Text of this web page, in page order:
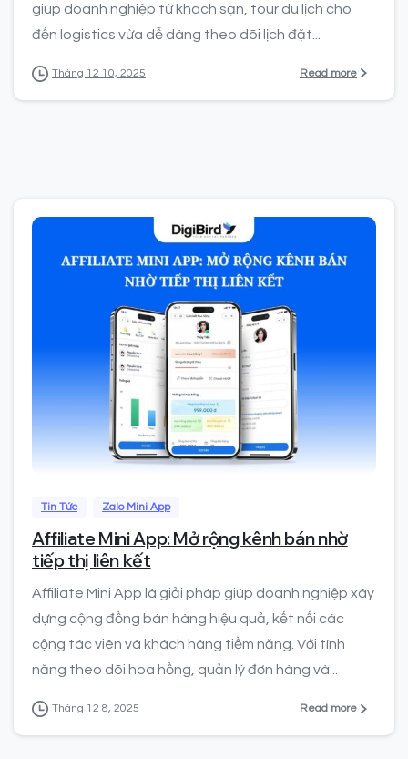
giúp doanh nghiệp từ khách sạn, tour du lịch cho
đến logistics vừa dễ dàng theo dõi lịch đặt...
Tháng 12 10, 2025 Read more
Tin Tức Zalo Mini App
Affiliate Mini App: Mở rộng kênh bán nhờ
tiếp thị liên kết
Affiliate Mini App là giải pháp giúp doanh nghiệp xây
dựng cộng đồng bán hàng hiệu quả, kết nối các
cộng tác viên và khách hàng tiềm năng. Với tính
năng theo dõi hoa hồng, quản lý đơn hàng và...
Tháng 12 8, 2025 Read more